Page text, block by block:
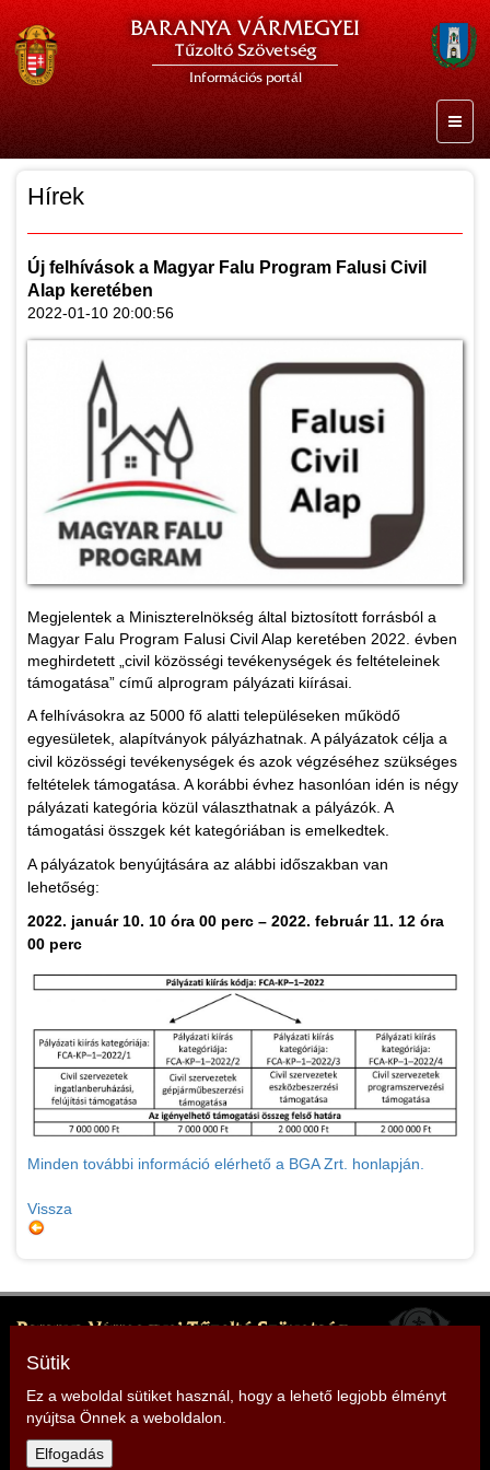
BARANYA VÁRMEGYEI
Tűzoltó Szövetség
Információs portál
Hírek
Új felhívások a Magyar Falu Program Falusi Civil
Alap keretében
2022-01-10 20:00:56
Megjelentek a Miniszterelnökség által biztosított forrásból a
Magyar Falu Program Falusi Civil Alap keretében 2022. évben
meghirdetett „civil közösségi tevékenységek és feltételeinek
támogatása” című alprogram pályázati kiírásai.
A felhívásokra az 5000 fő alatti településeken működő
egyesületek, alapítványok pályázhatnak. A pályázatok célja a
civil közösségi tevékenységek és azok végzéséhez szükséges
feltételek támogatása. A korábbi évhez hasonlóan idén is négy
pályázati kategória közül választhatnak a pályázók. A
támogatási összgek két kategóriában is emelkedtek.
A pályázatok benyújtására az alábbi időszakban van
lehetőség:
2022. január 10. 10 óra 00 perc – 2022. február 11. 12 óra
00 perc
Minden további információ elérhető a BGA Zrt. honlapján.
Vissza
Baranya Vármegyei Tűzoltó Szövetség
Cím: 7627 Pécs, Engel János utca 1.
Sütik
Ez a weboldal sütiket használ, hogy a lehető legjobb élményt
nyújtsa Önnek a weboldalon.
Elfogadás